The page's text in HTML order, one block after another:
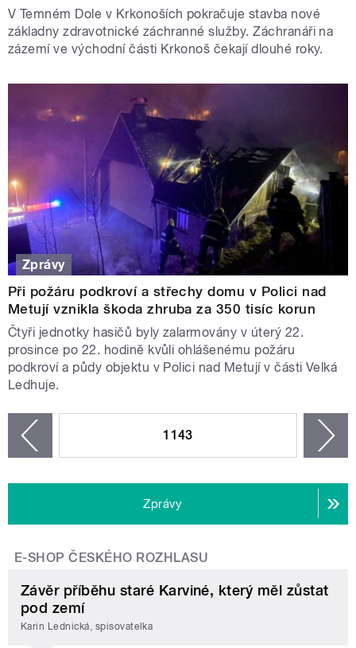
V Temném Dole v Krkonoších pokračuje stavba nové
základny zdravotnické záchranné služby. Záchranáři na
zázemí ve východní části Krkonoš čekají dlouhé roky.
Zprávy
Při požáru podkroví a střechy domu v Polici nad
Metují vznikla škoda zhruba za 350 tisíc korun
Čtyři jednotky hasičů byly zalarmovány v úterý 22.
prosince po 22. hodině kvůli ohlášenému požáru
podkroví a půdy objektu v Polici nad Metují v části Velká
Ledhuje.
1143
Zprávy
E-SHOP ČESKÉHO ROZHLASU
Závěr příběhu staré Karviné, který měl zůstat
pod zemí
Karin Lednická, spisovatelka